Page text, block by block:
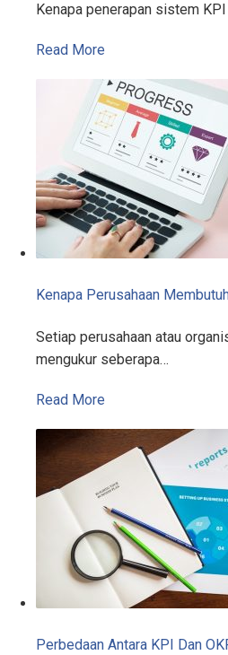
Kenapa penerapan sistem
Read More
Kenapa Perusahaan
Setiap perusahaan atau
mengukur seberapa…
Read More
Perbedaan Antara KPI Dan